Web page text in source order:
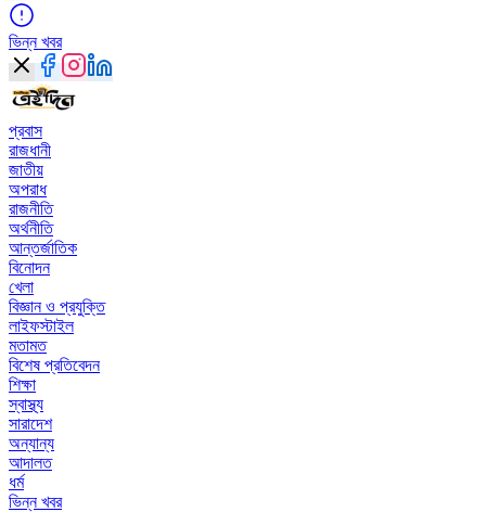
ভিন্ন খবর
প্রবাস
রাজধানী
জাতীয়
অপরাধ
রাজনীতি
অর্থনীতি
আন্তর্জাতিক
বিনোদন
খেলা
বিজ্ঞান ও প্রযুক্তি
লাইফস্টাইল
মতামত
বিশেষ প্রতিবেদন
শিক্ষা
স্বাস্থ্য
সারাদেশ
অন্যান্য
আদালত
ধর্ম
ভিন্ন খবর